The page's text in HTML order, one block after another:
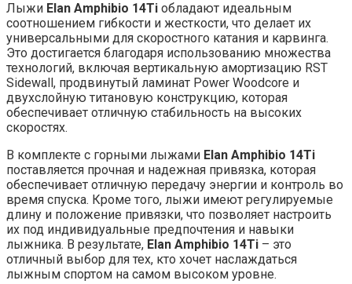
Лыжи Elan Amphibio 14Ti обладают идеальным
соотношением гибкости и жесткости, что делает их
универсальными для скоростного катания и карвинга.
Это достигается благодаря использованию множества
технологий, включая вертикальную амортизацию RST
Sidewall, продвинутый ламинат Power Woodcore и
двухслойную титановую конструкцию, которая
обеспечивает отличную стабильность на высоких
скоростях.
В комплекте с горными лыжами Elan Amphibio 14Ti
поставляется прочная и надежная привязка, которая
обеспечивает отличную передачу энергии и контроль во
время спуска. Кроме того, лыжи имеют регулируемые
длину и положение привязки, что позволяет настроить
их под индивидуальные предпочтения и навыки
лыжника. В результате, Elan Amphibio 14Ti – это
отличный выбор для тех, кто хочет наслаждаться
лыжным спортом на самом высоком уровне.